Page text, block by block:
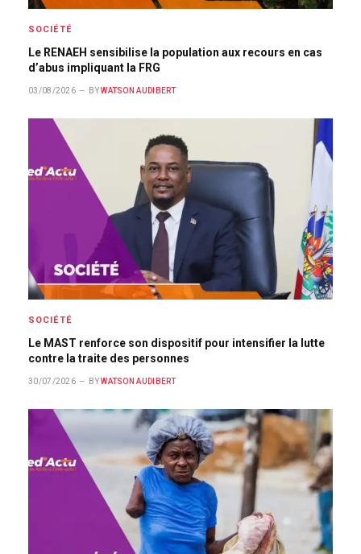
SOCIÉTÉ
Le RENAEH sensibilise la population aux recours en cas
d’abus impliquant la FRG
03/08/2026 BY WATSON AUDIBERT
SOCIÉTÉ
Le MAST renforce son dispositif pour intensifier la lutte
contre la traite des personnes
30/07/2026 BY WATSON AUDIBERT